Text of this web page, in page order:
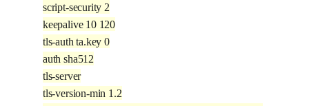
script-security 2
keepalive 10 120
tls-auth ta.key 0
auth sha512
tls-server
tls-version-min 1.2